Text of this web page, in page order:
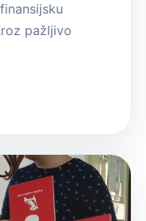
pažljivo